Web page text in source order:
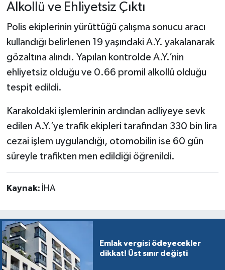
Alkollü ve Ehliyetsiz Çıktı
Polis ekiplerinin yürüttüğü çalışma sonucu aracı
kullandığı belirlenen 19 yaşındaki A.Y. yakalanarak
gözaltına alındı. Yapılan kontrolde A.Y.’nin
ehliyetsiz olduğu ve 0.66 promil alkollü olduğu
tespit edildi.
Karakoldaki işlemlerinin ardından adliyeye sevk
edilen A.Y.’ye trafik ekipleri tarafından 330 bin lira
cezai işlem uygulandığı, otomobilin ise 60 gün
süreyle trafikten men edildiği öğrenildi.
Kaynak: İHA
Emlak vergisi ödeyecekler
dikkat! Üst sınır değişti